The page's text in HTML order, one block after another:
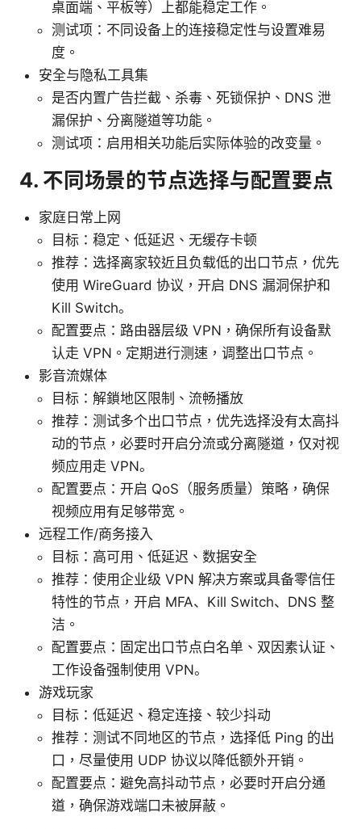
桌面端、平板等）上都能稳定工作。
测试项：不同设备上的连接稳定性与设置难易
度。
安全与隐私工具集
是否内置广告拦截、杀毒、死锁保护、DNS 泄
漏保护、分离隧道等功能。
测试项：启用相关功能后实际体验的改变量。
4. 不同场景的节点选择与配置要点
家庭日常上网
目标：稳定、低延迟、无缓存卡顿
推荐：选择离家较近且负载低的出口节点，优先
使用 WireGuard 协议，开启 DNS 漏洞保护和
Kill Switch。
配置要点：路由器层级 VPN，确保所有设备默
认走 VPN。定期进行测速，调整出口节点。
影音流媒体
目标：解鎖地区限制、流畅播放
推荐：测试多个出口节点，优先选择没有太高抖
动的节点，必要时开启分流或分离隧道，仅对视
频应用走 VPN。
配置要点：开启 QoS（服务质量）策略，确保
视频应用有足够带宽。
远程工作/商务接入
目标：高可用、低延迟、数据安全
推荐：使用企业级 VPN 解决方案或具备零信任
特性的节点，开启 MFA、Kill Switch、DNS 整
洁。
配置要点：固定出口节点白名单、双因素认证、
工作设备强制使用 VPN。
游戏玩家
目标：低延迟、稳定连接、较少抖动
推荐：测试不同地区的节点，选择低 Ping 的出
口，尽量使用 UDP 协议以降低额外开销。
配置要点：避免高抖动节点，必要时开启分通
道，确保游戏端口未被屏蔽。